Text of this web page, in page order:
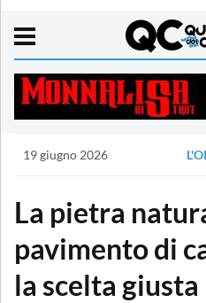
19 giugno 2026
La pietra
pavimento di
la scelta giusta